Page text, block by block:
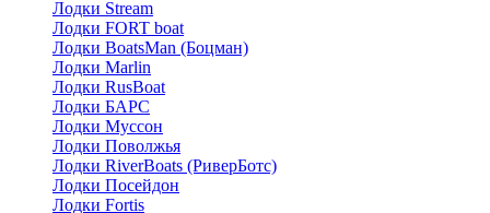
Лодки Stream
Лодки FORT boat
Лодки BoatsMan (Боцман)
Лодки Marlin
Лодки RusBoat
Лодки БАРС
Лодки Муссон
Лодки Поволжья
Лодки RiverBoats (РиверБотс)
Лодки Посейдон
Лодки Fortis